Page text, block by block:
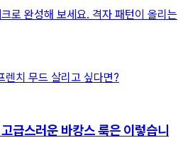
로 완성해 보세요. 격자 패턴이 올리는
급스러운 바캉스 룩은 이렇습니